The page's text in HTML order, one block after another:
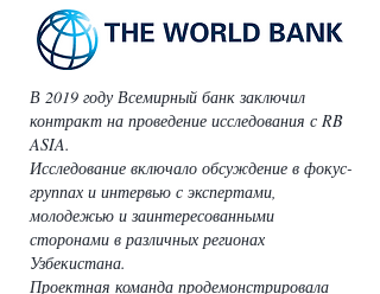
В 2019 году Всемирный банк заключил
контракт на проведение исследования с RB
ASIA.
Исследование включало обсуждение в фокус-
группах и интервью с экспертами,
молодежью и заинтересованными
сторонами в различных регионах
Узбекистана.
Проектная команда продемонстрировала